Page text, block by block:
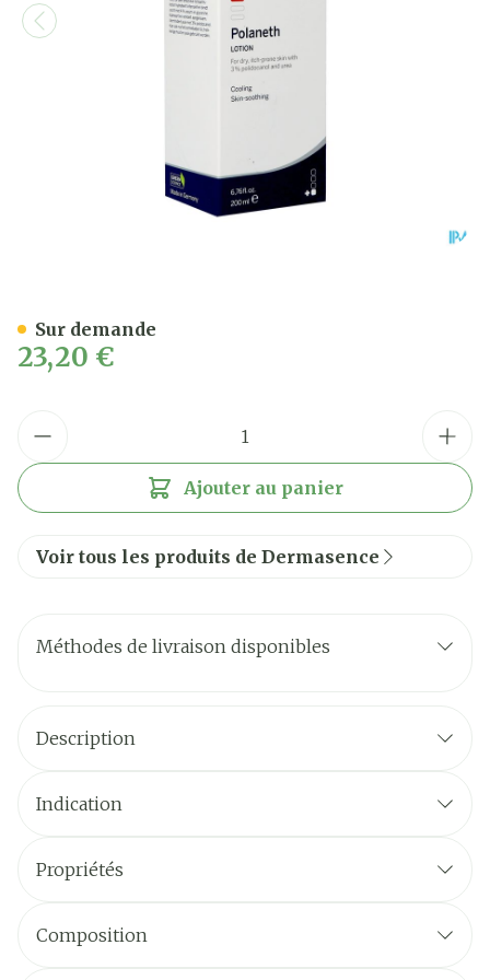
23,20 €
Ajouter au panier
Sur demande
Voir tous les produits de Dermasence
Méthodes de livraison disponibles
Description
Indication
Propriétés
Composition